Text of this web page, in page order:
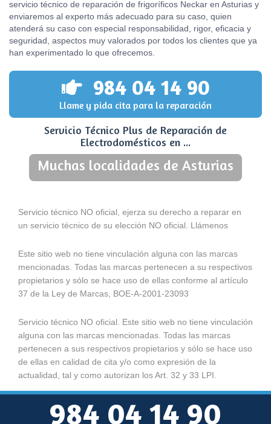
servicio técnico de reparación de frigoríficos Neckar en Asturias y
enviaremos al experto más adecuado para su caso, quien
atenderá su caso con especial responsabilidad, rigor, eficacia y
seguridad, aspectos muy valorados por todos los clientes que ya
han experimentado lo que ofrecemos.
984 04 14 90
Llame y pida cita para la reparación
Servicio Técnico Plus de Reparación de
Electrodomésticos en ...
Muchas localidades de Asturias
Servicio técnico NO oficial, ejerza su derecho a reparar en
un servicio técnico de su elección NO oficial. Llámenos
Este sitio web no tiene vinculación alguna con las marcas
mencionadas. Todas las marcas pertenecen a su respectivos
propietarios y sólo se hace uso de ellas conforme al artículo
37 de la Ley de Marcas, BOE-A-2001-23093
Servicio técnico NO oficial. Este sitio web no tiene vinculación
alguna con las marcas mencionadas. Todas las marcas
pertenecen a sus respectivos propietarios y sólo se hace uso
de ellas en calidad de cita y/o como expresión de la
actualidad, tal y como autorizan los Art. 32 y 33 LPI.
984 04 14 90